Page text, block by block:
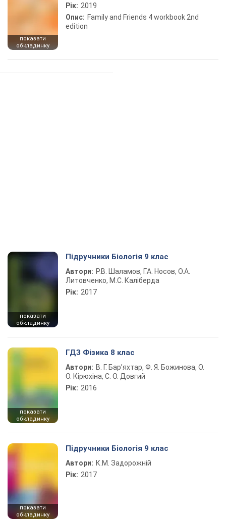
показати
обкладинку
Рік: 2019
Опис: Family and Friends 4 workbook 2nd
edition
показати
обкладинку
Підручники Біологія 9 клас
Автори: Р.В. Шаламов, Г.А. Носов, О.А.
Литовченко, М.С. Каліберда
Рік: 2017
показати
обкладинку
ГДЗ Фізика 8 клас
Автори: В. Г. Бар’яхтар, Ф. Я. Божинова, О.
О. Кірюхіна, С. О. Довгий
Рік: 2016
показати
обкладинку
Підручники Біологія 9 клас
Автори: К.М. Задорожній
Рік: 2017